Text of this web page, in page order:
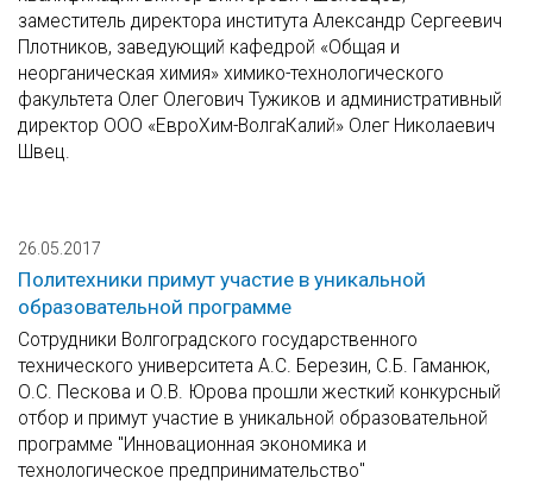
заместитель директора института Александр Сергеевич
Плотников, заведующий кафедрой «Общая и
неорганическая химия» химико-технологического
факультета Олег Олегович Тужиков и административный
директор ООО «ЕвроХим-ВолгаКалий» Олег Николаевич
Швец.
26.05.2017
Политехники примут участие в уникальной
образовательной программе
Сотрудники Волгоградского государственного
технического университета А.С. Березин, С.Б. Гаманюк,
О.С. Пескова и О.В. Юрова прошли жесткий конкурсный
отбор и примут участие в уникальной образовательной
программе "Инновационная экономика и
технологическое предпринимательство"